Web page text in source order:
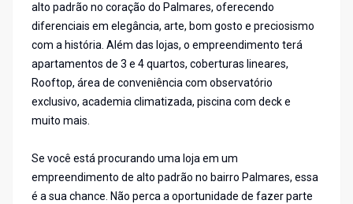
alto padrão no coração do Palmares, oferecendo
diferenciais em elegância, arte, bom gosto e preciosismo
com a história. Além das lojas, o empreendimento terá
apartamentos de 3 e 4 quartos, coberturas lineares,
Rooftop, área de conveniência com observatório
exclusivo, academia climatizada, piscina com deck e
muito mais.
Se você está procurando uma loja em um
empreendimento de alto padrão no bairro Palmares, essa
é a sua chance. Não perca a oportunidade de fazer parte